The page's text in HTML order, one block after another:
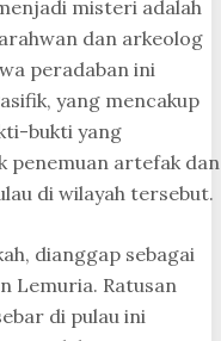
misteri adalah
dan arkeolog
peradaban ini
yang mencakup
bukti yang
penemuan artefak dan
di wilayah tersebut.
dianggap sebagai
Lemuria. Ratusan
di pulau ini